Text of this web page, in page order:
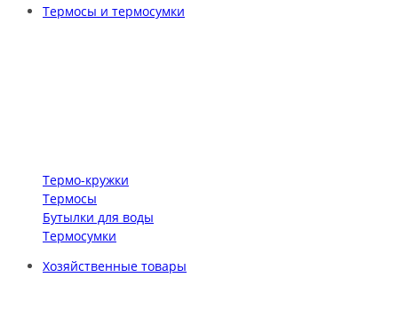
Термосы и термосумки
Термо-кружки
Термосы
Бутылки для воды
Термосумки
Хозяйственные товары